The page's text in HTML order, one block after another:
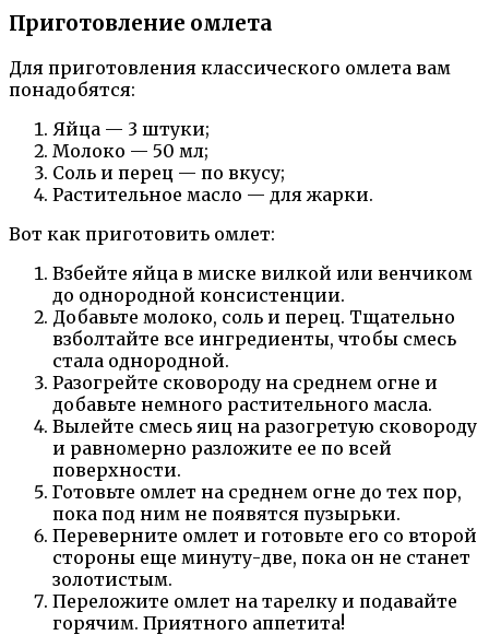
Приготовление омлета
Для приготовления классического омлета вам
понадобятся:
Яйца — 3 штуки;
Молоко — 50 мл;
Соль и перец — по вкусу;
Растительное масло — для жарки.
Вот как приготовить омлет:
Взбейте яйца в миске вилкой или венчиком
до однородной консистенции.
Добавьте молоко, соль и перец. Тщательно
взболтайте все ингредиенты, чтобы смесь
стала однородной.
Разогрейте сковороду на среднем огне и
добавьте немного растительного масла.
Вылейте смесь яиц на разогретую сковороду
и равномерно разложите ее по всей
поверхности.
Готовьте омлет на среднем огне до тех пор,
пока под ним не появятся пузырьки.
Переверните омлет и готовьте его со второй
стороны еще минуту-две, пока он не станет
золотистым.
Переложите омлет на тарелку и подавайте
горячим. Приятного аппетита!